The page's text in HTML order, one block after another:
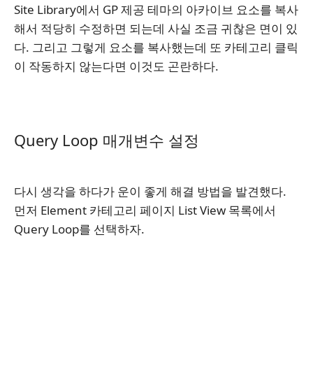
Site Library에서 GP 제공 테마의 아카이브 요소를 복사
해서 적당히 수정하면 되는데 사실 조금 귀찮은 면이 있
다. 그리고 그렇게 요소를 복사했는데 또 카테고리 클릭
이 작동하지 않는다면 이것도 곤란하다.
Query Loop 매개변수 설정
다시 생각을 하다가 운이 좋게 해결 방법을 발견했다.
먼저 Element 카테고리 페이지 List View 목록에서
Query Loop를 선택하자.